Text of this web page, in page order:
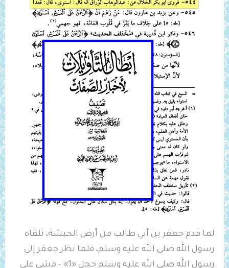
لما قدم جعفر بن أبي طالب من أرض الحبشة، تلقاه
رسول الله صلى الله عليه وسلم، فلما نظر جعفر إلى
رسول الله صلى الله عليه وسلم حجل «1» – مشى على